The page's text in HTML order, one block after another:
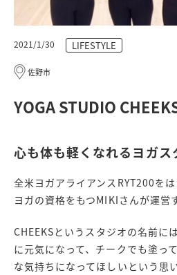
YOGA STUDIO
2021/1/30 LIFESTYLE
佐野市
心も体も軽くなれるヨガス
全米ヨガアライアンスRYT200を
ヨガの資格をもつMIKIさんが運営
CHEEKSというスタジオの名前に
に元気になって、チークでも塗っ
な気持ちになってほしいという思